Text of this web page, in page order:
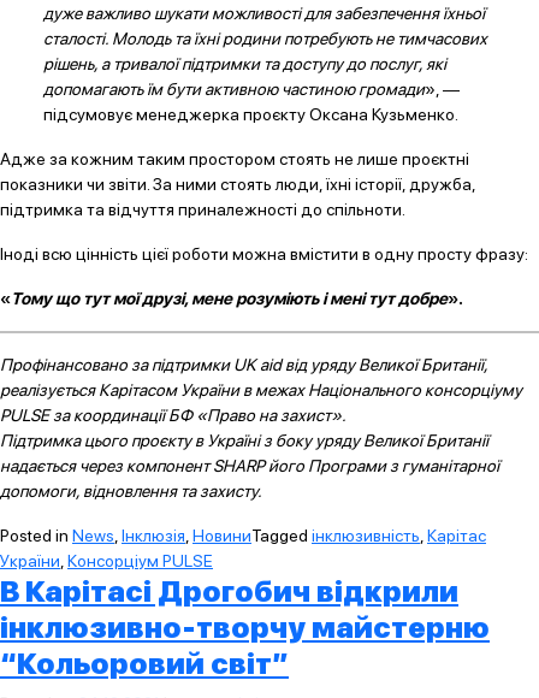
дуже важливо шукати можливості для забезпечення їхньої
сталості. Молодь та їхні родини потребують не тимчасових
рішень, а тривалої підтримки та доступу до послуг, які
допомагають їм бути активною частиною громади», —
підсумовує менеджерка проєкту Оксана Кузьменко.
Адже за кожним таким простором стоять не лише проєктні
показники чи звіти. За ними стоять люди, їхні історії, дружба,
підтримка та відчуття приналежності до спільноти.
Іноді всю цінність цієї роботи можна вмістити в одну просту фразу:
«Тому що тут мої друзі, мене розуміють і мені тут добре».
Профінансовано за підтримки UK aid від уряду Великої Британії,
реалізується Карітасом України в межах Національного консорціуму
PULSE за координації БФ «Право на захист».
Підтримка цього проєкту в Україні з боку уряду Великої Британії
надається через компонент SHARP його Програми з гуманітарної
допомоги, відновлення та захисту.
Posted in News,Інклюзія,НовиниTagged інклюзивність,Карітас
України,Консорціум PULSE
В Карітасі Дрогобич відкрили
інклюзивно-творчу майстерню
“Кольоровий світ”